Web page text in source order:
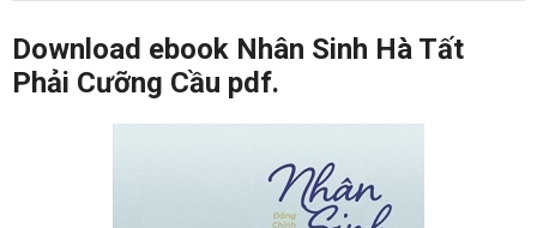
Download ebook Nhân Sinh Hà Tất
Phải Cưỡng Cầu pdf.